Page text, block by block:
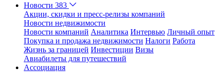
Новости 383
Акции, скидки и пресс-релизы компаний
Новости недвижимости
Новости компаний Аналитика Интервью Личный опыт
Покупка и продажа недвижимости Налоги Работа
Жизнь за границей Инвестиции Визы
Авиабилеты для путешествий
Ассоциация